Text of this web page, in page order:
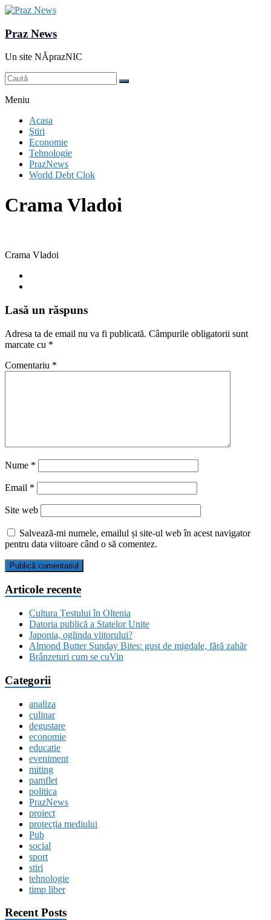
Praz News
Un site NĂprazNIC
Meniu
Acasa
Ştiri
Economie
Tehnologie
PrazNews
World Debt Clok
Crama Vladoi
Crama Vladoi
Lasă un răspuns
Adresa ta de email nu va fi publicată. Câmpurile obligatorii sunt
marcate cu *
Comentariu *
Nume *
Email *
Site web
Salvează-mi numele, emailul și site-ul web în acest navigator
pentru data viitoare când o să comentez.
Articole recente
Cultura Țestului în Oltenia
Datoria publică a Statelor Unite
Japonia, oglinda viitorului?
Almond Butter Sunday Bites: gust de migdale, fără zahăr
Brânzeturi cum se cuVin
Categorii
analiza
culinar
degustare
economie
educatie
eveniment
miting
pamflet
politica
PrazNews
proiect
protecția mediului
Pub
social
sport
stiri
tehnologie
timp liber
Recent Posts